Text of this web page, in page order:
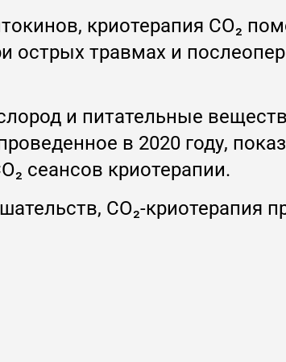
криотерапия CO₂
острых травмах и
и питательные
в 2020 году,
сеансов криотерапии.
CO₂-криотерапия